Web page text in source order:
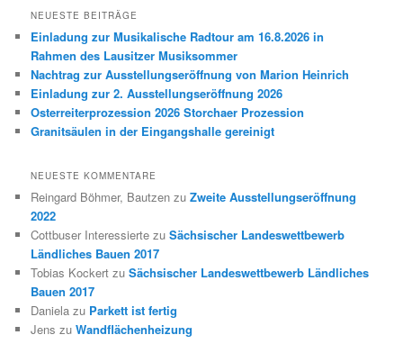
h
n
NEUESTE BEITRÄGE
Einladung zur Musikalische Radtour am 16.8.2026 in
Rahmen des Lausitzer Musiksommer
Nachtrag zur Ausstellungseröffnung von Marion Heinrich
Einladung zur 2. Ausstellungseröffnung 2026
Osterreiterprozession 2026 Storchaer Prozession
Granitsäulen in der Eingangshalle gereinigt
NEUESTE KOMMENTARE
Reingard Böhmer, Bautzen zuZweite Ausstellungseröffnung
2022
Cottbuser Interessierte zuSächsischer Landeswettbewerb
Ländliches Bauen 2017
Tobias Kockert zuSächsischer Landeswettbewerb Ländliches
Bauen 2017
Daniela zu Parkett ist fertig
Jens zuWandflächenheizung